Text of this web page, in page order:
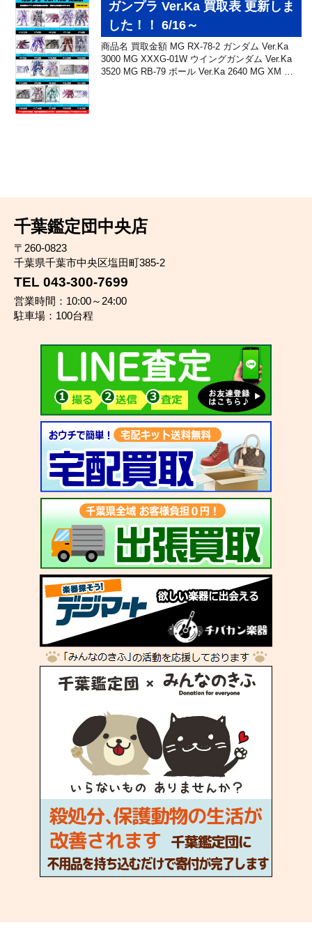
ガンプラ Ver.Ka 買取表 更新しま
した！！ 6/16～
商品名 買取金額 MG RX-78-2 ガンダム Ver.Ka
3000 MG XXXG-01W ウイングガンダム Ver.Ka
3520 MG RB-79 ボール Ver.Ka 2640 MG XM …
千葉鑑定団中央店
〒260-0823
千葉県千葉市中央区塩田町385-2
TEL 043-300-7699
営業時間：10:00～24:00
駐車場：100台程